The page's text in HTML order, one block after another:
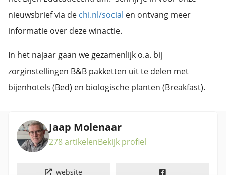
nieuwsbrief via de chi.nl/social en ontvang meer
informatie over deze winactie.
In het najaar gaan we gezamenlijk o.a. bij
zorginstellingen B&B pakketten uit te delen met
bijenhotels (Bed) en biologische planten (Breakfast).
Jaap Molenaar
278 artikelenBekijk profiel
website